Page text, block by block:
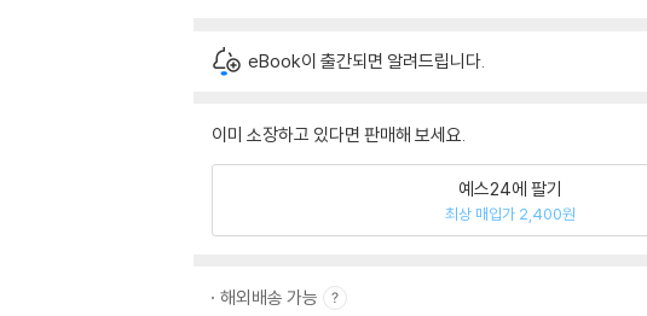
eBook이 출간되면 알려드립니다.
이미 소장하고 있다면 판매해 보세요.
예스24에 팔기
최상 매입가 2,400원
해외배송 가능